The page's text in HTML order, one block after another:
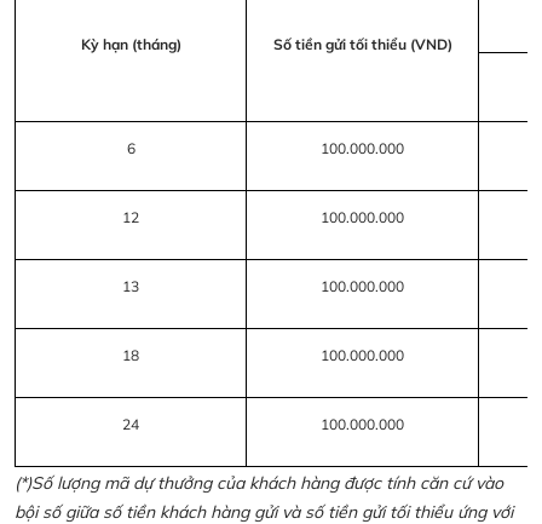
Kỳ hạn (tháng) Số tiền gửi tối thiểu (VND)
6 100.000.000
12 100.000.000
13 100.000.000
18 100.000.000
24 100.000.000
(*)Số lượng mã dự thưởng của khách hàng được tính căn cứ vào
bội số giữa số tiền khách hàng gửi và số tiền gửi tối thiểu ứng với